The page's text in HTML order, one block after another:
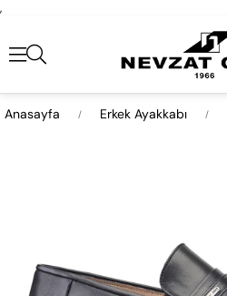
,
Anasayfa Erkek Ayakkabı